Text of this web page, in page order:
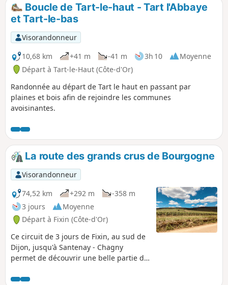
Boucle de Tart-le-haut - Tart l'Abbaye
et Tart-le-bas
Visorandonneur
10,68 km
+41 m -41 m 3h 10
Moyenne
Départ à Tart-le-Haut (Côte-d'Or)
Randonnée au départ de Tart le haut en passant par
plaines et bois afin de rejoindre les communes
avoisinantes.
La route des grands crus de Bourgogne
Visorandonneur
74,52 km
+292 m
-358 m
3 jours
Moyenne
Départ à Fixin (Côte-d'Or)
Ce circuit de 3 jours de Fixin, au sud de
Dijon, jusqu'à Santenay - Chagny
permet de découvrir une belle partie du
et villes traversés ont leur propre